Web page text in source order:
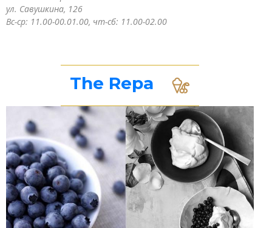
ул. Савушкина, 126
Вс-ср: 11.00-00.01.00, чт-сб: 11.00-02.00
The Repa